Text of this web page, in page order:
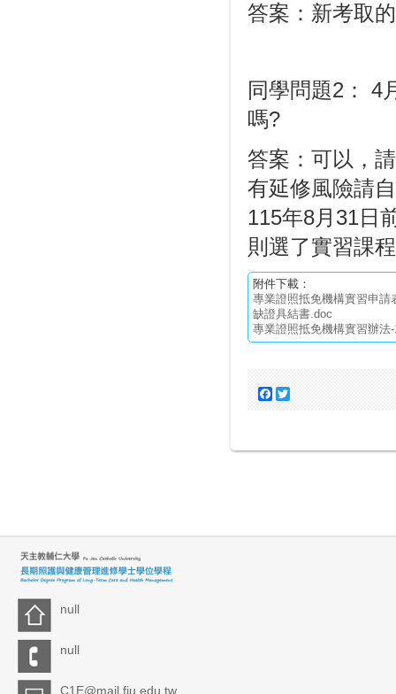
答案：新考取
同學問題2： 4
嗎?
答案：可以，
有延修風險請
115年8月31日
則選了實習課
附件下載：
專業證照抵免機構實習申請
缺證具結書.doc
專業證照抵免機構實習辦法
Facebook
null
null
C1E@mail.fju.edu.tw